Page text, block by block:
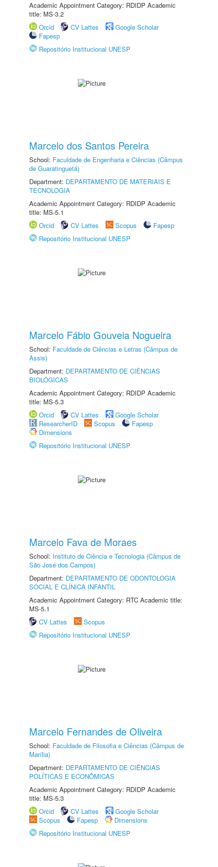
Academic Appointment Category: RDIDP Academic
title: MS-3.2
Orcid
CV Lattes
Google Scholar
Fapesp
Repositório Institucional UNESP
Marcelo dos Santos Pereira
School: Faculdade de Engenharia e Ciências (Câmpus
de Guaratinguetá)
Department: DEPARTAMENTO DE MATERIAIS E
TECNOLOGIA
Academic Appointment Category: RDIDP Academic
title: MS-5.1
Orcid
CV Lattes Scopus
Fapesp
Repositório Institucional UNESP
Marcelo Fábio Gouveia Nogueira
School: Faculdade de Ciências e Letras (Câmpus de
Assis)
Department: DEPARTAMENTO DE CIÊNCIAS
BIOLÓGICAS
Academic Appointment Category: RDIDP Academic
title: MS-5.3
Orcid
CV Lattes
Google Scholar
ResearcherID
Scopus
Fapesp
Dimensions
Repositório Institucional UNESP
Marcelo Fava de Moraes
School: Instituto de Ciência e Tecnologia (Câmpus de
São José dos Campos)
Department: DEPARTAMENTO DE ODONTOLOGIA
SOCIAL E CLÍNICA INFANTIL
Academic Appointment Category: RTC Academic title:
MS-5.1
CV Lattes
Scopus
Repositório Institucional UNESP
Marcelo Fernandes de Oliveira
School: Faculdade de Filosofia e Ciências (Câmpus de
Marília)
Department: DEPARTAMENTO DE CIÊNCIAS
POLÍTICAS E ECONÔMICAS
Academic Appointment Category: RDIDP Academic
title: MS-5.3
Orcid
CV Lattes
Google Scholar
Scopus
Fapesp
Dimensions
Repositório Institucional UNESP